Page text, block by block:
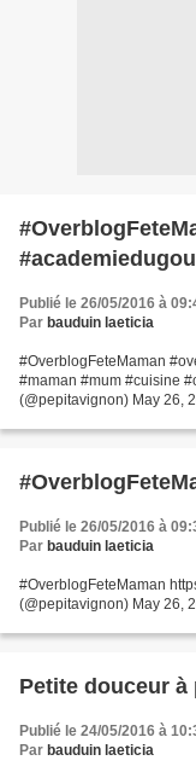
Publié le 26/05/2016 à
Par bauduin laeticia
#OverblogFeteMaman
#maman #mum #cuisine
(@pepitavignon) May 26,
Publié le 26/05/2016 à
Par bauduin laeticia
#OverblogFeteMaman
(@pepitavignon) May 26,
Petite douceur
Publié le 24/05/2016 à
Par bauduin laeticia